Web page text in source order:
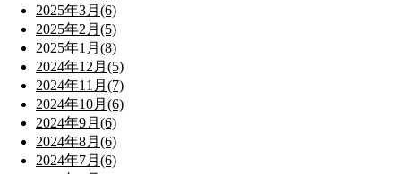
2025年3月(6)
2025年2月(5)
2025年1月(8)
2024年12月(5)
2024年11月(7)
2024年10月(6)
2024年9月(6)
2024年8月(6)
2024年7月(6)